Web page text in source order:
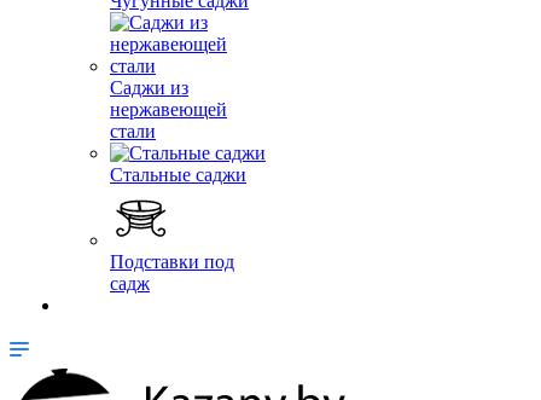
Саджи из
нержавеющей
стали
Стальные саджи
Подставки под
садж